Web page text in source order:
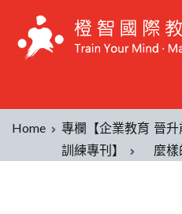
Home
專欄【企業教育
訓練專刊】
晉升
麼樣